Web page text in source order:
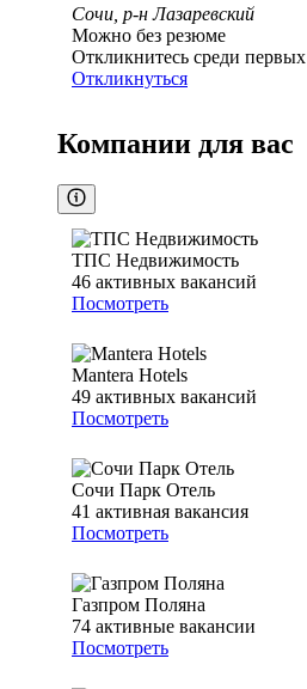
Сочи, р-н Лазаревский
Можно без резюме
Откликнитесь среди первых
Откликнуться
Компании для вас
ТПС Недвижимость
46 активных вакансий
Посмотреть
Mantera Hotels
49 активных вакансий
Посмотреть
Сочи Парк Отель
41 активная вакансия
Посмотреть
Газпром Поляна
74 активные вакансии
Посмотреть